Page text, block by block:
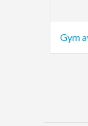
Gym